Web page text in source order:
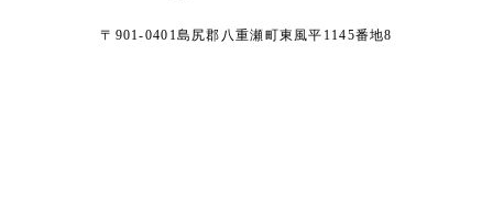
〒901-0401島尻郡八重瀬町東風平1145番地8